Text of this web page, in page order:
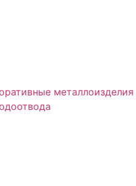
металлоизделия